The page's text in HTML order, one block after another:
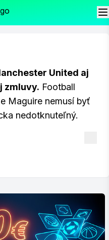
United aj
zmluvy. Football
Maguire nemusí byť
nedotknuteľný.